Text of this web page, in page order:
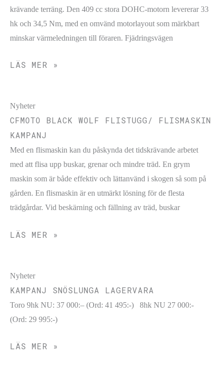
krävande terräng. Den 409 cc stora DOHC-motorn levererar 33
hk och 34,5 Nm, med en omvänd motorlayout som märkbart
minskar värmeledningen till föraren. Fjädringsvägen
LÄS MER »
Nyheter
CFMOTO BLACK WOLF FLISTUGG/ FLISMASKIN
KAMPANJ
Med en flismaskin kan du påskynda det tidskrävande arbetet
med att flisa upp buskar, grenar och mindre träd. En grym
maskin som är både effektiv och lättanvänd i skogen så som på
gården. En flismaskin är en utmärkt lösning för de flesta
trädgårdar. Vid beskärning och fällning av träd, buskar
LÄS MER »
Nyheter
KAMPANJ SNÖSLUNGA LAGERVARA
Toro 9hk NU: 37 000:– (Ord: 41 495:-) 8hk NU 27 000:-
(Ord: 29 995:-)
LÄS MER »